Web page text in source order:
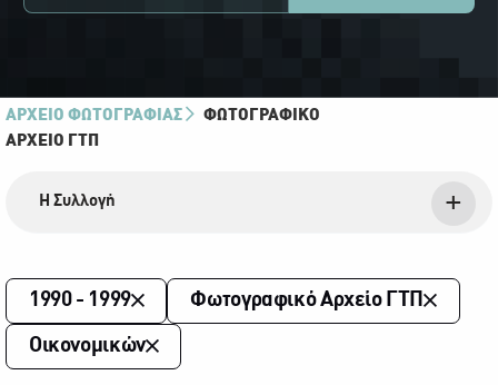
ΑΡΧΕΙΟ ΦΩΤΟΓΡΑΦΙΑΣ
ΦΩΤΟΓΡΑΦΙΚΌ
ΑΡΧΕΊΟ ΓΤΠ
Η Συλλογή
1990 - 1999 Φωτογραφικό Αρχείο ΓΤΠ
Οικονομικών